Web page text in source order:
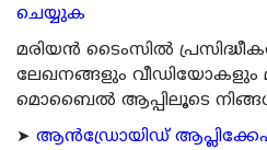
ചെയ്യുക
മരിയന്‍ ടൈംസില്‍
ലേഖനങ്ങളും വീഡിയോകളും
മൊബൈല്‍ ആപ്പിലൂടെ
➤ ആന്‍ഡ്രോയിഡ്